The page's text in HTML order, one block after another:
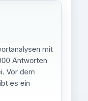
mit
Antworten
Vor dem
es ein